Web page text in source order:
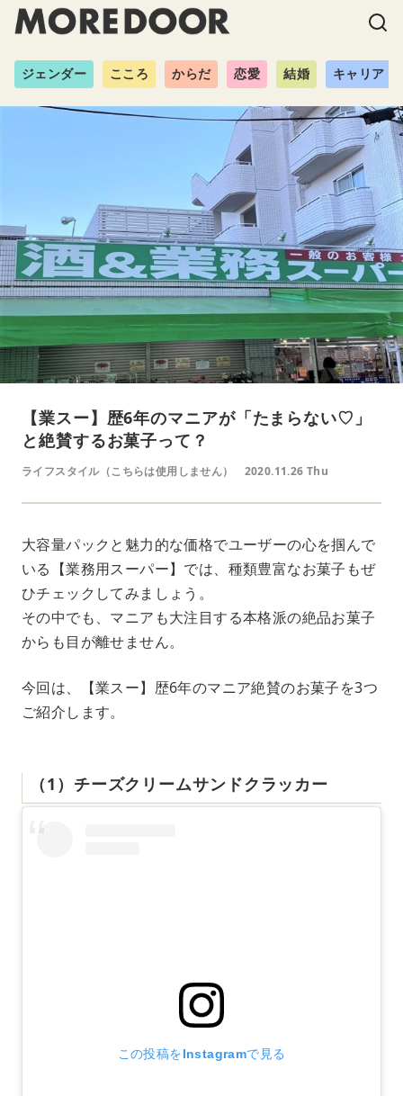
ジェンダー こころ からだ 恋愛 結婚 キャリア
【業スー】歴6年のマニアが「たまらない♡」
と絶賛するお菓子って？
ライフスタイル（こちらは使用しません） 2020.11.26 Thu
大容量パックと魅力的な価格でユーザーの心を掴んで
いる【業務用スーパー】では、種類豊富なお菓子もぜ
ひチェックしてみましょう。
その中でも、マニアも大注目する本格派の絶品お菓子
からも目が離せません。
今回は、【業スー】歴6年のマニア絶賛のお菓子を3つ
ご紹介します。
（1）チーズクリームサンドクラッカー
この投稿をInstagramで見る